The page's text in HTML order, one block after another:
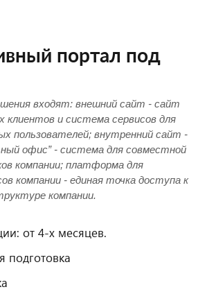
портал под
входят: внешний сайт - сайт
клиентов и система сервисов для
пользователей; внутренний сайт -
офис” - система для совместной
компании; платформа для
компании - единая точка доступа к
компании.
от 4-х месяцев.
подготовка